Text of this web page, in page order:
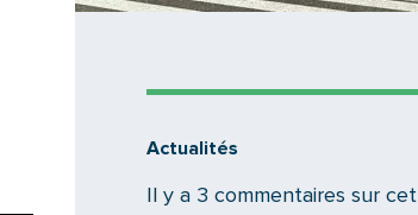
Actualités
Il y a 3 commentaires sur cet